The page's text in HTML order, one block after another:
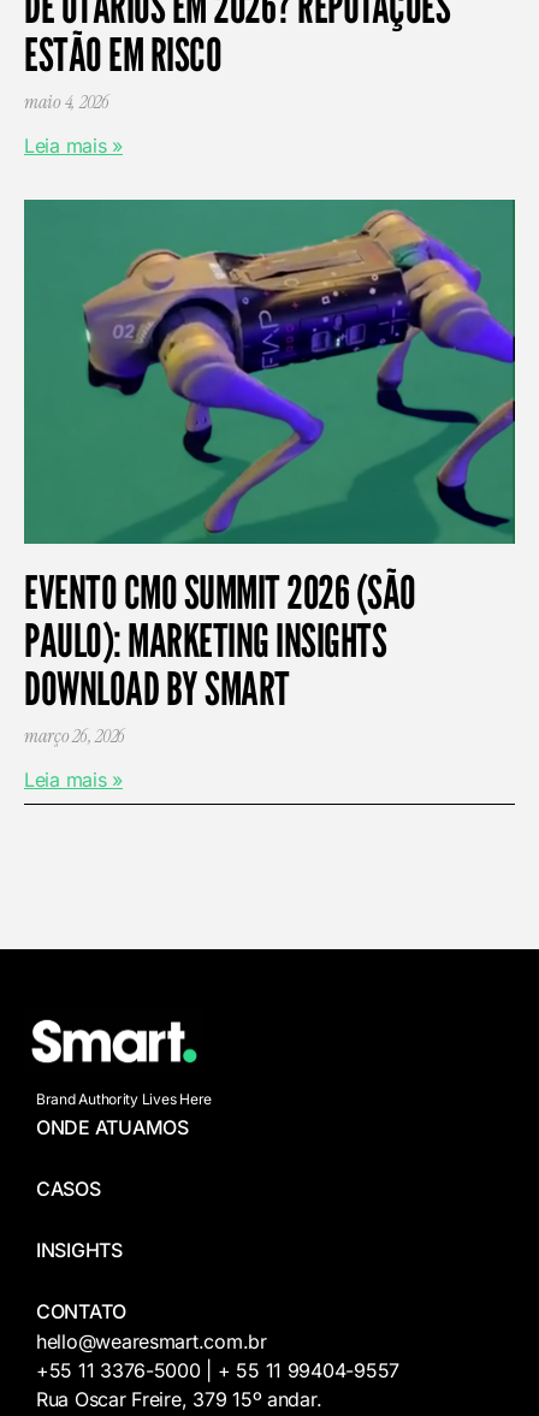
ESTÃO EM RISCO
maio 4, 2026
Leia mais »
EVENTO CMO SUMMIT 2026 (SÃO
PAULO): MARKETING INSIGHTS
DOWNLOAD BY SMART
março 26, 2026
Leia mais »
Brand Authority Lives Here
ONDE ATUAMOS
CASOS
INSIGHTS
CONTATO
hello@wearesmart.com.br
+55 11 3376-5000 | + 55 11 99404-9557
Rua Oscar Freire, 379 15º andar.